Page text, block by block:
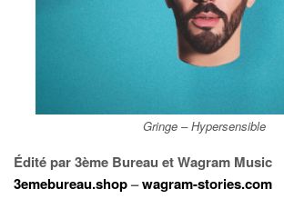
Gringe – Hypersensible
Édité par 3ème Bureau et Wagram Music
3emebureau.shop–wagram-stories.com